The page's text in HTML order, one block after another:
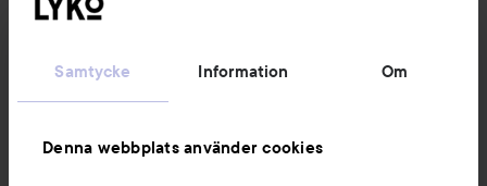
Samtycke Information Om
Denna webbplats använder cookies